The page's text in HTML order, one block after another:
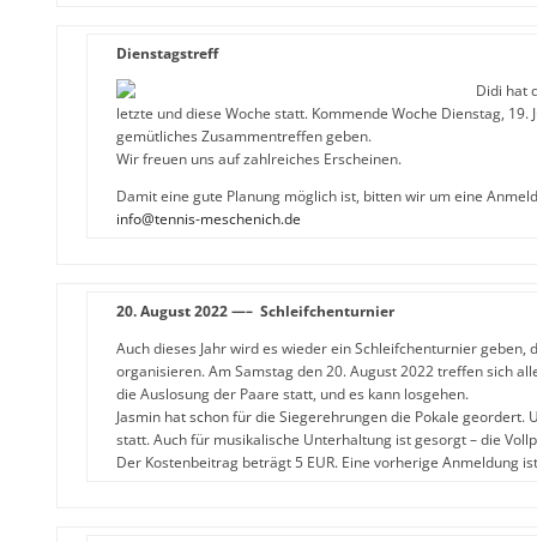
Dienstagstreff
Didi hat
letzte und diese Woche statt. Kommende Woche Dienstag,
gemütliches Zusammentreffen geben.
Wir freuen uns auf zahlreiches Erscheinen.
Damit eine gute Planung möglich ist, bitten wir um eine
info@tennis-meschenich.de
20. August 2022 —– Schleifchenturnier
Auch dieses Jahr wird es wieder ein Schleifchenturnier geben,
organisieren. Am Samstag den 20. August 2022 treffen sich
die Auslosung der Paare statt, und es kann losgehen.
Jasmin hat schon für die Siegerehrungen die Pokale
statt. Auch für musikalische Unterhaltung ist gesorgt – die
Der Kostenbeitrag beträgt 5 EUR. Eine vorherige Anmeldung